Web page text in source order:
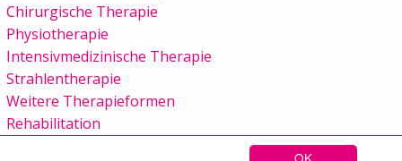
OK
Chirurgische Therapie
Physiotherapie
Intensivmedizinische Therapie
Strahlentherapie
Weitere Therapieformen
Rehabilitation